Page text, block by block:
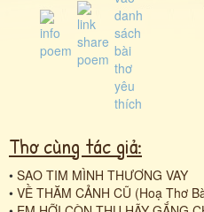
Thơ cùng tác giả:
• SAO TIM MÌNH THƯƠNG VAY
• VỀ THĂM CẢNH CŨ (Hoạ Thơ